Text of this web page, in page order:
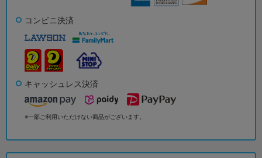
コンビニ決済
キャッシュレス決済
※一部ご利用いただけない商品がございます。